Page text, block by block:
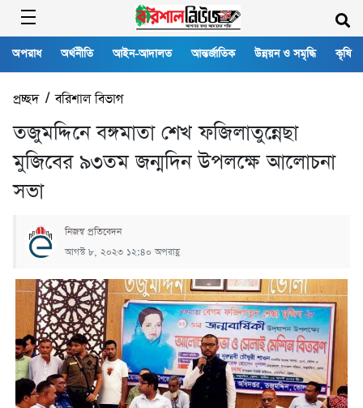
অপরাধ অর্থনীতি আইন-আদালত আন্তর্জাতিক উন্নয়ন ও সমৃদ্ধি কৃষি
প্রচ্ছদ/বরিশাল বিভাগ
তজুমদ্দিনে বঙ্গমাতা শেখ ফজিলাতুন্নেছা
মুজিবের ৯৩তম জন্মদিন উপলক্ষে আলোচনা
সভা
নিজস্ব প্রতিবেদন
আগস্ট ৮, ২০২৩ ১২:৪০ অপরাহ্ণ